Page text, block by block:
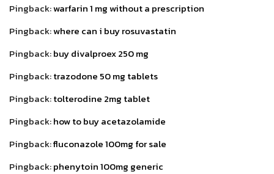
Pingback:warfarin 1 mg without a prescription
Pingback:where can i buy rosuvastatin
Pingback:buy divalproex 250 mg
Pingback:trazodone 50 mg tablets
Pingback:tolterodine 2mg tablet
Pingback:how to buy acetazolamide
Pingback:fluconazole 100mg for sale
Pingback:phenytoin 100mg generic